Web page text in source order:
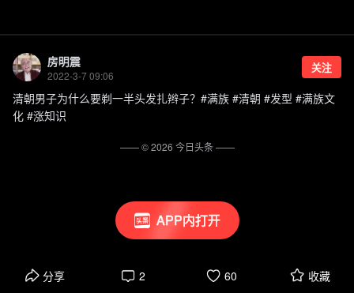
APP内打开
房明震
2022-3-7 09:06
关注
清朝男子为什么要剃一半头发扎辫子？#满族 #清朝 #发型 #满族文
化 #涨知识
分享 2 60 收藏
—— ©2026 今日头条——